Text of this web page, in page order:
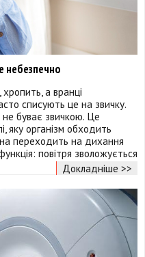
небезпечно
а вранці
списують це на звичку.
буває звичкою. Це
яку організм обходить
переходить на дихання
повітря зволожується
Докладніше >>